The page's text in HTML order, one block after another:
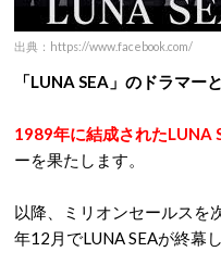
出典：https://www.facebook.com/
「LUNA SEA」のドラマー
1989年に結成されたLUNA
ーを果たします。
以降、ミリオンセールスを
年12月でLUNA SEAが終幕し